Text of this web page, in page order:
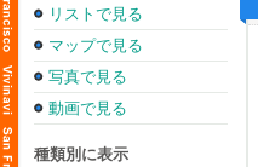
リストで見る
マップで見る
写真で見る
動画で見る
種類別に表示